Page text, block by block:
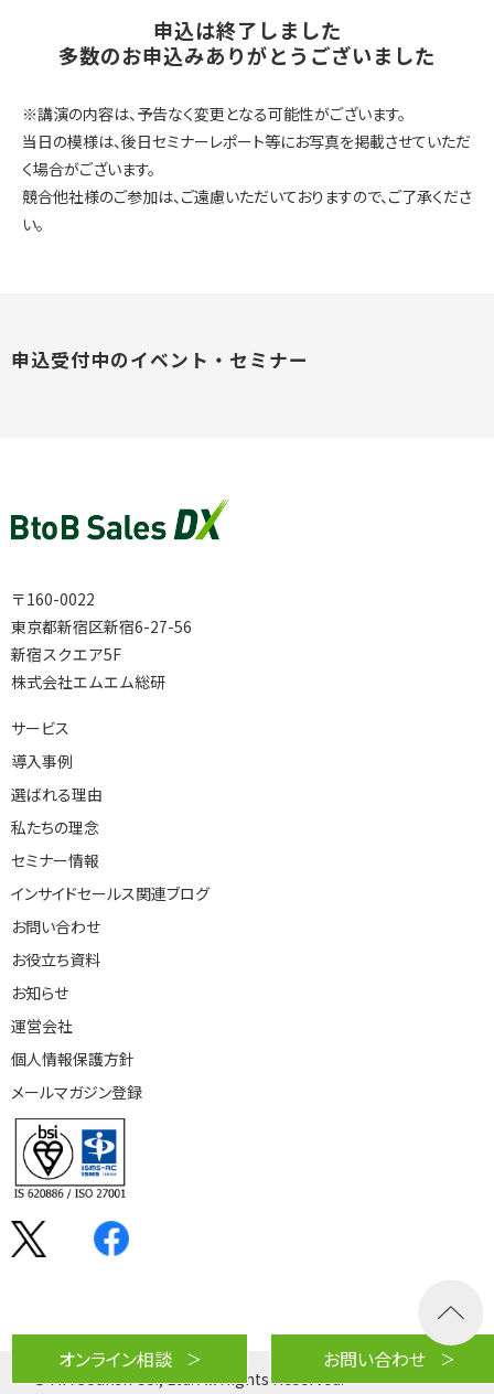
申込は終了しました
多数のお申込みありがとうございました
※講演の内容は、予告なく変更となる可能性がございます。
当日の模様は、後日セミナーレポート等にお写真を掲載させていただ
く場合がございます。
競合他社様のご参加は、ご遠慮いただいておりますので、ご了承くださ
い。
申込受付中のイベント・セミナー
〒160-0022
東京都新宿区新宿6-27-56
新宿スクエア5F
株式会社エムエム総研
サービス
導入事例
選ばれる理由
私たちの理念
セミナー情報
インサイドセールス関連ブログ
お問い合わせ
お役立ち資料
お知らせ
運営会社
個人情報保護方針
メールマガジン登録
オンライン相談 お問い合わせ
© MM Souken Co., Ltd. All Rights Reserved.